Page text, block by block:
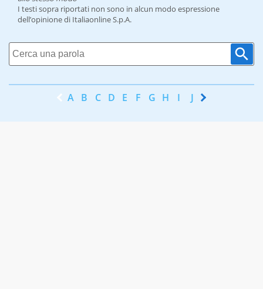
I testi sopra riportati non sono in alcun modo espressione
dell’opinione di Italiaonline S.p.A.
A B C D E F G H I J K